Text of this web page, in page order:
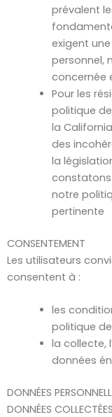
prévalent
exigent
personnel,
concernée
Pour les
politique
la
des
la
constatons
notre
pertinente
CONSENTEMENT
Les utilisateurs
consentent à :
les
politique
la collecte,
données
DONNÉES
DONNÉES